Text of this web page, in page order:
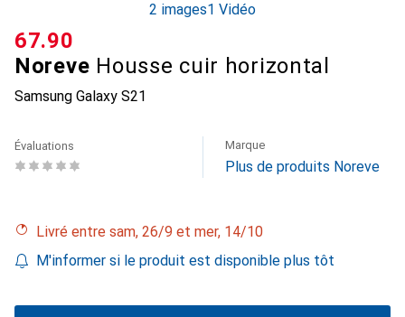
2 images1 Vidéo
Noreve Housse cuir horizontal
Samsung Galaxy S21
CHF
67.90
Évaluations Marque
Plus de produits Noreve
Livré entre sam, 26/9 et mer, 14/10
M'informer si le produit est disponible plus tôt